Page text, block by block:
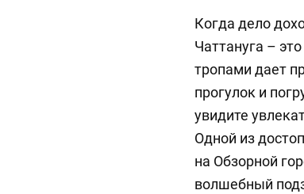
Когда дело
Чаттануга –
тропами дает
прогулок и
увидите
Одной из
на Обзорной
волшебный